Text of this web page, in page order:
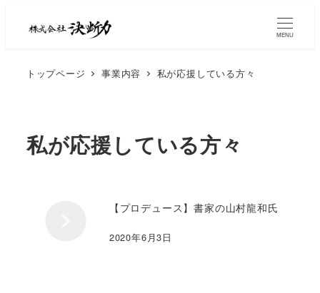
MENU
トップページ 事業内容 私が応援している方々
私が応援している方々
【プロデュース】書家の山村龍和氏
2020年6月3日